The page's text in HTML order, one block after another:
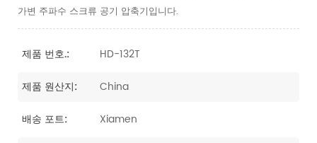
가변 주파수 스크류 공기 압축기입니다.
제품 번호.: HD-132T
제품 원산지: China
배송 포트: Xiamen